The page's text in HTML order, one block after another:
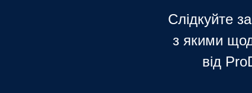
Слідкуйте
з якими
від